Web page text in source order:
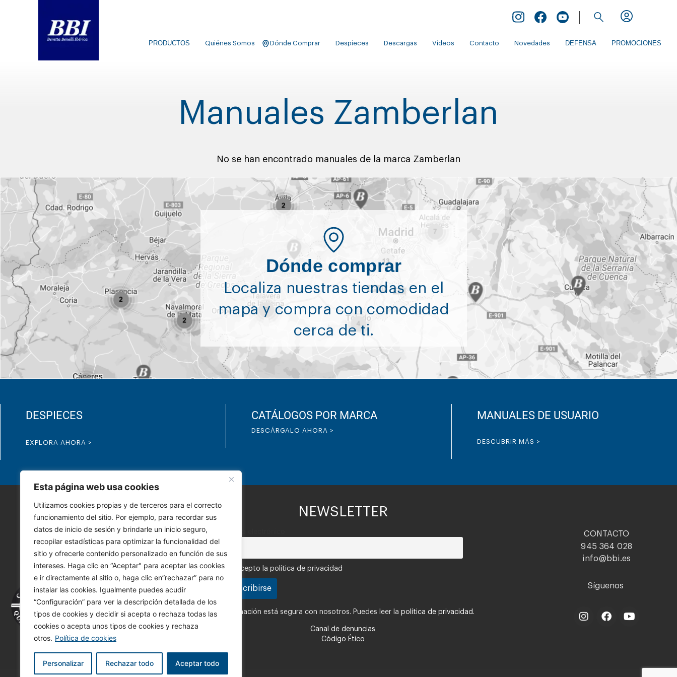
Esta página web usa cookies
Utilizamos cookies propias y de terceros para el correcto
funcionamiento del sitio. Por ejemplo, para recordar sus
datos de inicio de sesión y brindarle un inicio seguro,
recopilar estadísticas para optimizar la funcionalidad del
sitio y ofrecerle contenido personalizado en función de sus
intereses. Haga clic en “Aceptar" para aceptar las cookies
e ir directamente al sitio o, haga clic en”rechazar” para no
instalar las cookies. Igualmente puedes acudir
“Configuración” para ver la descripción detallada de los
tipos de cookies y decidir si acepta o rechaza todas las
cookies o acepta unos tipos de cookies y rechaza
otros. Política de cookies
Personalizar Rechazar todo Aceptar todo
PRODUCTOS Quiénes Somos Dónde Comprar Despieces Descargas Vídeos Contacto Novedades DEFENSA PROMOCIONES
Manuales Zamberlan
No se han encontrado manuales de la marca Zamberlan
Dónde comprar
Localiza nuestras tiendas en el
mapa y compra con comodidad
cerca de ti.
DESPIECES
EXPLORA AHORA >
CATÁLOGOS POR MARCA
DESCÁRGALO AHORA >
MANUALES DE USUARIO
DESCUBRIR MÁS >
NEWSLETTER
Acepto la política de privacidad
Tu información está segura con nosotros. Puedes leer lapolítica de privacidad.
Canal de denuncias
Código Ético
CONTACTO
945 364 028
info@bbi.es
Síguenos